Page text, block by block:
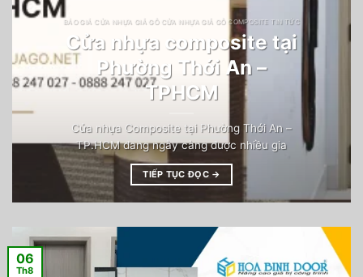
BÁO GIÁ CỬA NHỰA GIẢ GỖ CỬA NHỰA GIẢ GỖ COMPOSITE TIN TỨC
Cửa nhựa composite tại
Phường Thới An –
TPHCM
Cửa nhựa Composite tại Phường Thới An –
TP.HCM đang ngày càng được nhiều gia
TIẾP TỤC ĐỌC →
06
Th8